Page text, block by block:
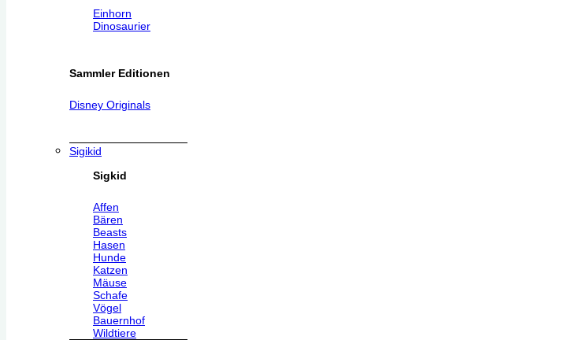
Einhorn
Dinosaurier
Sammler Editionen
Disney Originals
Sigikid
Sigkid
Affen
Bären
Beasts
Hasen
Hunde
Katzen
Mäuse
Schafe
Vögel
Bauernhof
Wildtiere